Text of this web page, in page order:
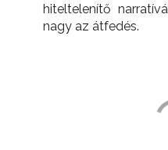
hiteltelenítő
nagy az átfedés.